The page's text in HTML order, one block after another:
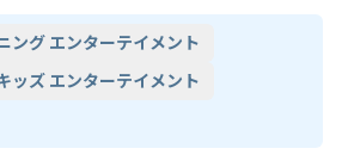
ング エンターテイメント
ッズ エンターテイメント